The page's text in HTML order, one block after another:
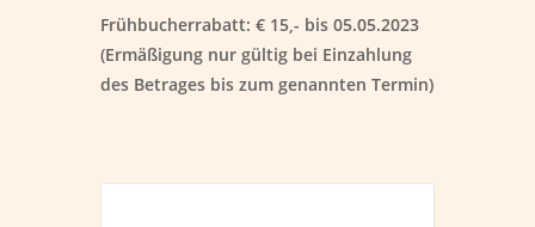
Frühbucherrabatt: € 15,- bis 05.05.2023
(Ermäßigung nur gültig bei Einzahlung
des Betrages bis zum genannten Termin)